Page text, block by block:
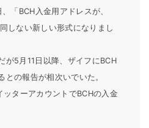
「BCH入金用アドレスが、
しない新しい形式になりまし
が5月11日以降、ザイフにBCH
との報告が相次いでいた。
ターアカウントでBCHの入金